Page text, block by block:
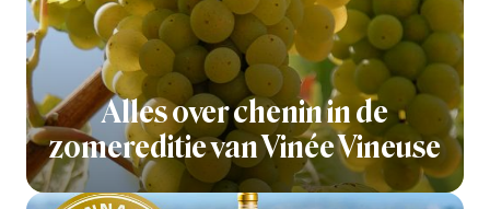
Alles over chenin in de
zomereditie van Vinée Vineuse